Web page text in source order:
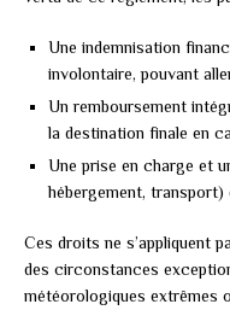
Une indemnisation
involontaire, pouvant
Un remboursement
la destination finale en
Une prise en charge et
hébergement,
Ces droits ne s’appliquent
des circonstances
météorologiques extrêmes